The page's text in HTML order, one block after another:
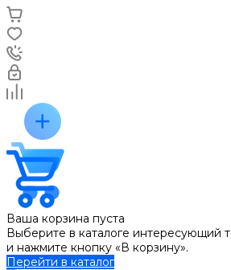
Ваша корзина пуста
Выберите в каталоге интересующий
и нажмите кнопку «В корзину».
Перейти в каталог